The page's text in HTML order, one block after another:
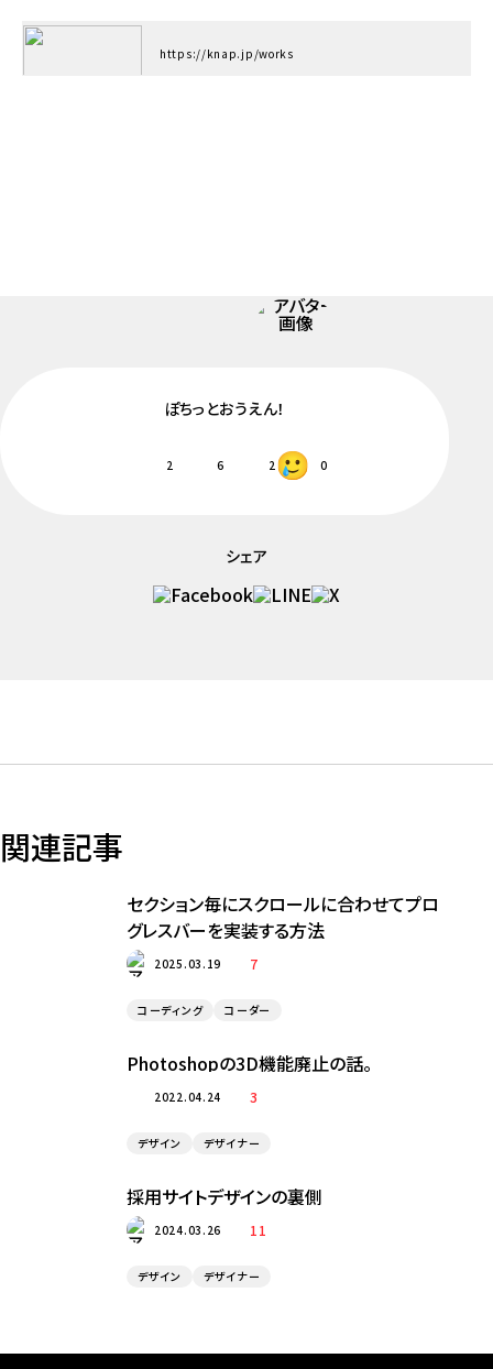
https://knap.jp/works
ぽちっとおうえん！
2 6 2 0
シェア
関連記事
セクション毎にスクロールに合わせてプロ
グレスバーを実装する方法
2025.03.19 7
コーディング コーダー
Photoshopの3D機能廃止の話。
2022.04.24 3
デザイン デザイナー
採用サイトデザインの裏側
2024.03.26 11
デザイン デザイナー